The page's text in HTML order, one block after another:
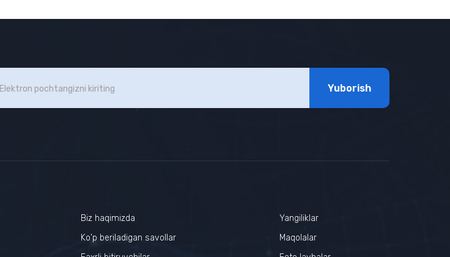
Yuborish
Biz haqimizda
Ko'p beriladigan savollar
Yangiliklar
Maqolalar